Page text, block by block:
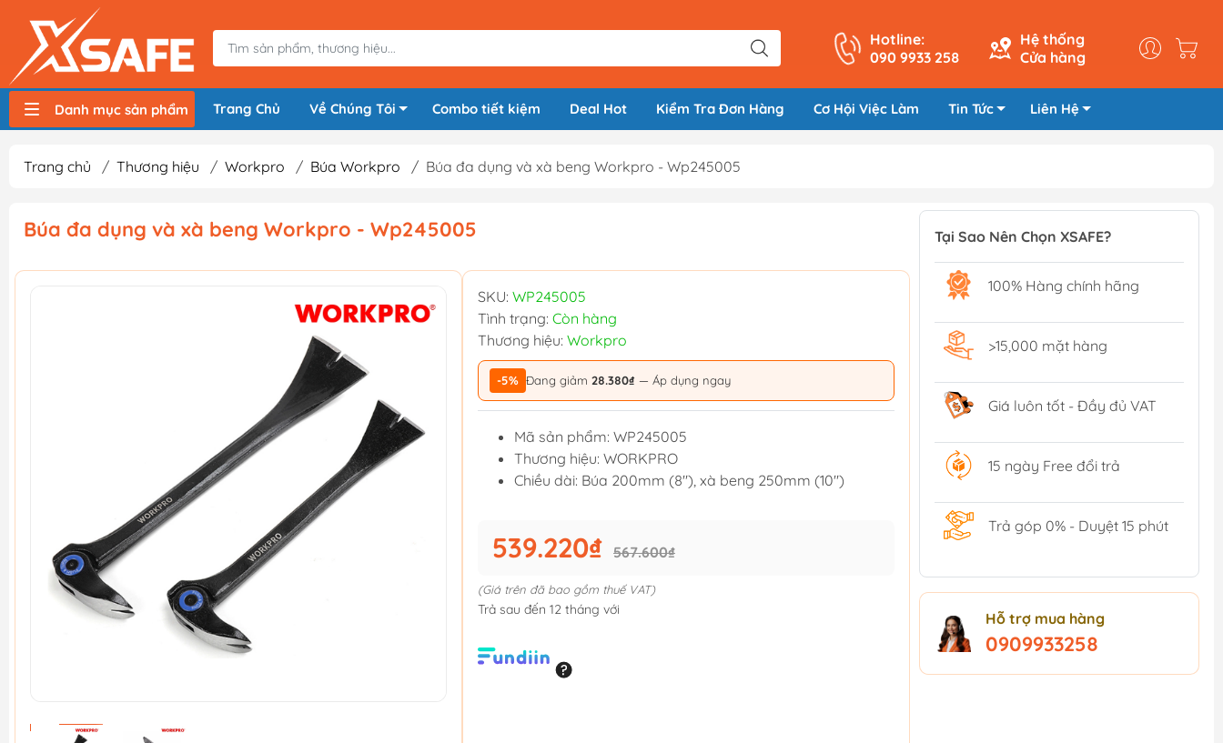
Hotline:
090 9933 258
Hệ thống
Cửa hàng
Danh mục sản phẩm Trang Chủ Về Chúng Tôi Combo tiết kiệm Deal Hot Kiểm Tra Đơn Hàng Cơ Hội Việc Làm Tin Tức Liên Hệ
Trang chủ / Thương hiệu / Workpro / Búa Workpro / Búa đa dụng và xà beng Workpro - Wp245005
Búa đa dụng và xà beng Workpro - Wp245005
SKU: WP245005
Tình trạng: Còn hàng
Thương hiệu: Workpro
-5% Đang giảm 28.380₫ — Áp dụng ngay
Mã sản phẩm: WP245005
Thương hiệu: WORKPRO
Chiều dài: Búa 200mm (8"), xà beng 250mm (10")
539.220₫ 567.600₫
(Giá trên đã bao gồm thuế VAT)
Trả sau đến 12 tháng với
Tại Sao Nên Chọn XSAFE?
100% Hàng chính hãng
>15,000 mặt hàng
Giá luôn tốt - Đầy đủ VAT
15 ngày Free đổi trả
Trả góp 0% - Duyệt 15 phút
Hỗ trợ mua hàng
0909933258